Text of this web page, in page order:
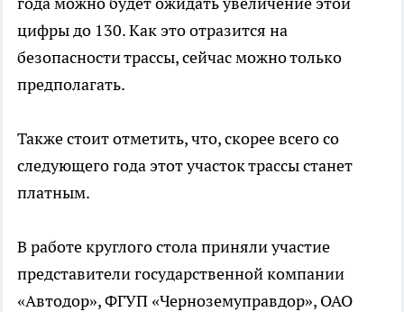
цифры до 130. Как это отразится на
безопасности трассы, сейчас можно только
предполагать.
Также стоит отметить, что, скорее всего со
следующего года этот участок трассы станет
платным.
В работе круглого стола приняли участие
представители государственной компании
«Автодор», ФГУП «Черноземуправдор», ОАО